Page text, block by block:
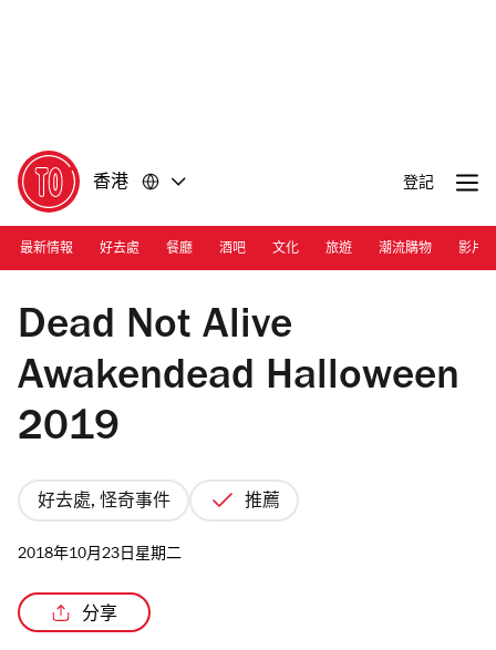
香港 登記
最新情報 好去處 餐廳 酒吧 文化 旅遊 潮流購物 影片
Dead Not Alive
Dead Not Alive
Awakendead Halloween
2019
好去處, 怪奇事件 推薦
2018年10月23日星期二
分享